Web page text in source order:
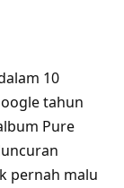
10
tahun
Pure
pernah malu